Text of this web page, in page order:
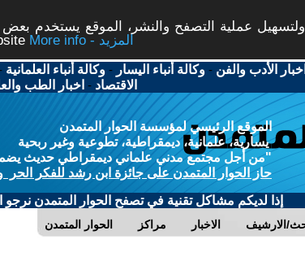
عملية التصفح والنشر، الموقع يستخدم بعض
More info - المزيد
اخبار الأدب والفن -وكالة أنباء اليسار -وكالة أنباء العلمانية
الاقتصاد - اخبار الطب
الموقع الرئيسي لمؤسسة الحوار المتمدن
يسارية، علمانية، ديمقراطية، تطوعية وغير ربحية
"من أجل مجتمع مدني علماني ديمقراطي حديث يضمن
حاز الحوار المتمدن على جائزة ابن رشد للفكر الحر
إذا لديكم مشاكل تقنية في تصفح الحوار المتمدن نرجو
الحوار المتمدن مراكز الاخبار الارشيف